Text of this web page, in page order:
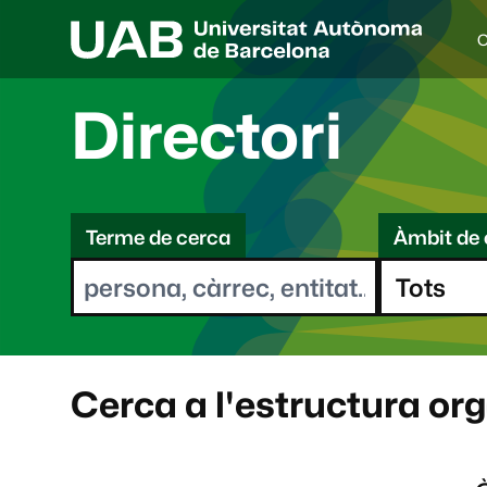
I
d
i
a
e
l
e
o
t
Directori
C
eTerme de cerca Àmbit de
Cerca a l'estructura